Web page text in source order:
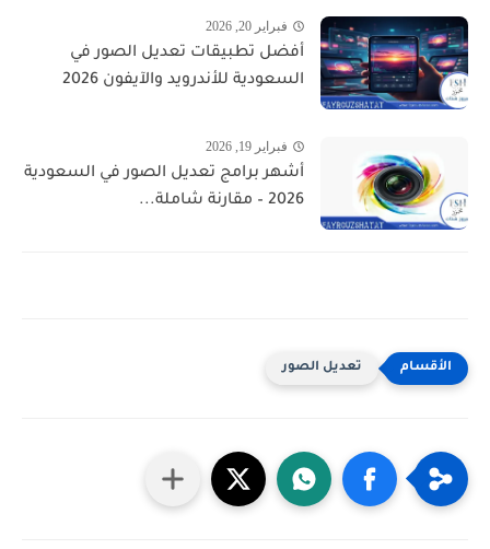
فبراير 20, 2026
أفضل تطبيقات تعديل الصور في
السعودية للأندرويد والآيفون 2026
فبراير 19, 2026
أشهر برامج تعديل الصور في السعودية
2026 – مقارنة شاملة...
تعديل الصور